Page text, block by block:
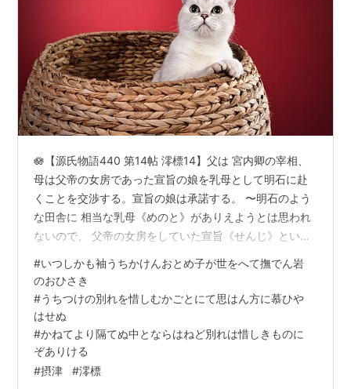
🪷【源氏物語440 第14帖 澪標14】父は 宮内卿の宰相、
母は父帝の女房であった宣旨の娘を乳母として明石に赴
くことを交渉する。宣旨の娘は承諾する。 〜明石のよう
な田舎に 相当な乳母《めのと》がありえようとは思われ
ないので、 父帝の女房をしていた宣旨《せんじ》という
ったが、 母にも死に別れ、寂しい生活をするうちに恋愛
関係から 子供を生んだという話を近ごろ源氏は聞き、 そ
の噂《うわさ》を伝えた人を呼び出して、 宰相の娘に、
源氏の姫君の乳母として明石へ赴《おもむ》くことの交
渉を始めさせた。 この女はまだ若くて無邪気な性質か
ら、 寂しい あばら屋…
#いつしかも袖うちかけんおとめ子が世をへて撫でん岩
のおひさき
#うちつけの別れを惜しむかごとにて思はん方に慕ひや
はせぬ
#かねてより隔てぬ中とならはねど別れは惜しきものに
ぞありける
#摂津 #澪標